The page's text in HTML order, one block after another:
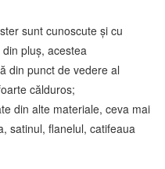
sunt cunoscute și cu
pluș, acestea
din punct de vedere al
călduros;
din alte materiale, ceva mai
satinul, flanelul, catifeaua